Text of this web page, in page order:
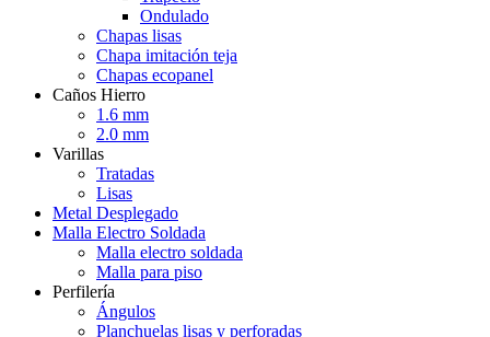
Ondulado
Chapas lisas
Chapa imitación teja
Chapas ecopanel
Caños Hierro
1.6 mm
2.0 mm
Varillas
Tratadas
Lisas
Metal Desplegado
Malla Electro Soldada
Malla electro soldada
Malla para piso
Perfilería
Ángulos
Planchuelas lisas y perforadas